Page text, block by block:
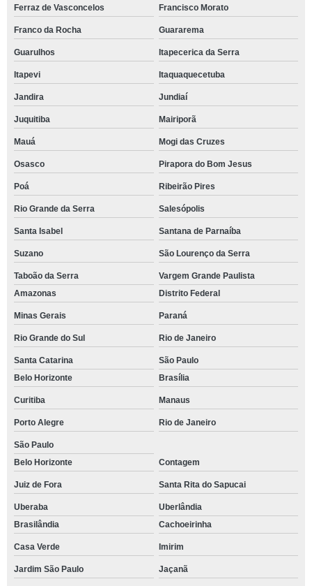
Ferraz de Vasconcelos Francisco Morato
Franco da Rocha Guararema
Guarulhos Itapecerica da Serra
Itapevi Itaquaquecetuba
Jandira Jundiaí
Juquitiba Mairiporã
Mauá Mogi das Cruzes
Osasco Pirapora do Bom Jesus
Poá Ribeirão Pires
Rio Grande da Serra Salesópolis
Santa Isabel Santana de Parnaíba
Suzano São Lourenço da Serra
Taboão da Serra
Vargem Grande Paulista
Amazonas
Distrito Federal
Minas Gerais Paraná
Rio Grande do Sul Rio de Janeiro
Santa Catarina
São Paulo
Belo Horizonte
Brasília
Curitiba Manaus
Porto Alegre Rio de Janeiro
São Paulo
Belo Horizonte
Contagem
Juiz de Fora Santa Rita do Sapucai
Uberaba
Uberlândia
Brasilândia
Cachoeirinha
Casa Verde Imirim
Jardim São Paulo Jaçanã